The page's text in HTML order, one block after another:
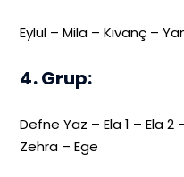
Eylül – Mila – Kıvanç –
4. Grup:
Defne Yaz – Ela 1 – Ela
Zehra – Ege